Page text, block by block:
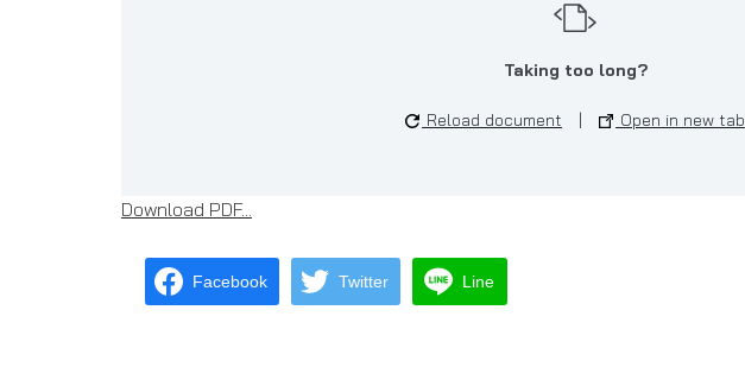
Taking too long?
Reload document | Open in new tab
Download PDF...
Facebook Twitter Line